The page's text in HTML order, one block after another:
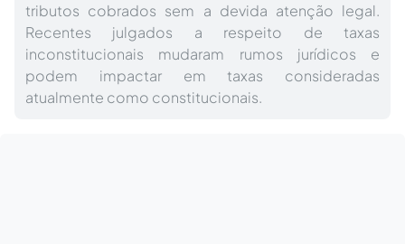
tributos cobrados sem a devida atenção legal.
Recentes julgados a respeito de taxas
inconstitucionais mudaram rumos jurídicos e
podem impactar em taxas consideradas
atualmente como constitucionais.